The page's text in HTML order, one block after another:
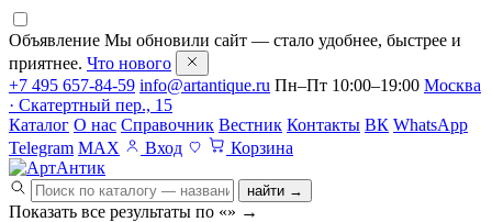
Объявление Мы обновили сайт — стало удобнее, быстрее и
приятнее. Что нового
+7 495 657-84-59 info@artantique.ru Пн–Пт 10:00–19:00 Москва
· Скатертный пер., 15
Каталог О нас Справочник Вестник Контакты ВК WhatsApp
Telegram MAX Вход Корзина
найти →
Показать все результаты по «» →